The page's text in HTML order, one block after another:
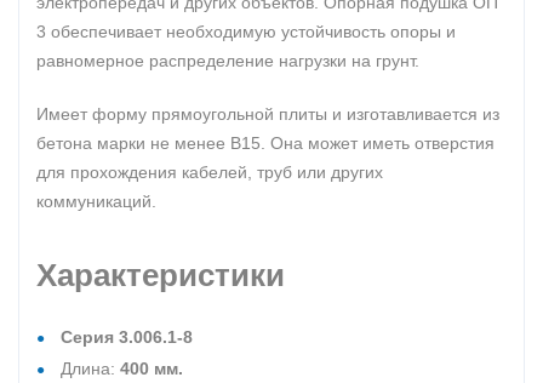
3 обеспечивает необходимую устойчивость опоры и
равномерное распределение нагрузки на грунт.
Имеет форму прямоугольной плиты и изготавливается из
бетона марки не менее B15. Она может иметь отверстия
для прохождения кабелей, труб или других
коммуникаций.
Характеристики
Серия 3.006.1-8
Длина: 400 мм.